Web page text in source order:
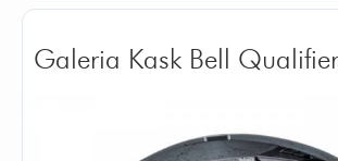
Galeria Kask Bell